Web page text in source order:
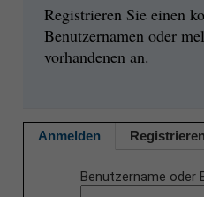
Registrieren Sie einen
Benutzernamen oder
vorhandenen an.
Anmelden Registrieren
Benutzername oder